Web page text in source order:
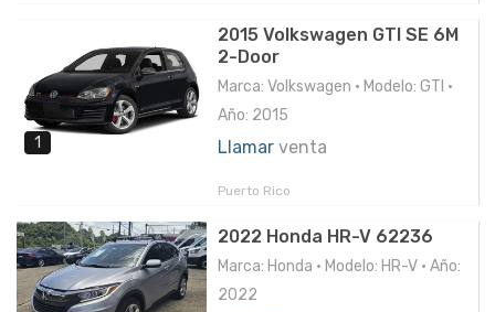
1
2015 Volkswagen GTI SE 6M
2-Door
Marca: Volkswagen • Modelo: GTI •
Año: 2015
Llamar venta
Puerto Rico
2022 Honda HR-V 62236
Marca: Honda • Modelo: HR-V • Año:
2022